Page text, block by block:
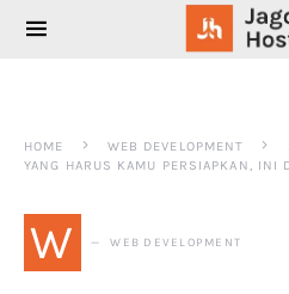
SEARCH FOR:
HOME WEB DEVELOPMENT
YANG HARUS KAMU PERSIAPKAN, INI
W WEB DEVELOPMENT